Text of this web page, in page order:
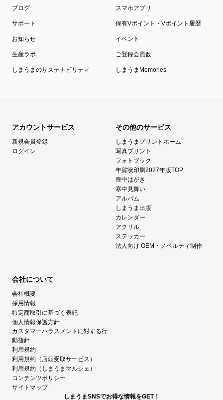
ブログ スマホアプリ
サポート 保有Vポイント・Vポイント履歴
お知らせ イベント
生産ラボ ご登録会員数
しまうまのサステナビリティ しまうまMemories
アカウントサービス
新規会員登録
ログイン
その他のサービス
しまうまプリントホーム
写真プリント
フォトブック
年賀状印刷2027年版TOP
喪中はがき
寒中見舞い
アルバム
しまうま出版
カレンダー
アクリル
ステッカー
法人向け OEM・ノベルティ制作
会社について
会社概要
採用情報
特定商取引に基づく表記
個人情報保護方針
カスタマーハラスメントに対する行
動指針
利用規約
利用規約（店頭受取サービス）
利用規約（しまうまマルシェ）
コンテンツポリシー
サイトマップ
しまうまSNSでお得な情報をGET！